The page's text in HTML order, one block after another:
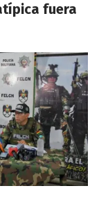
fuera